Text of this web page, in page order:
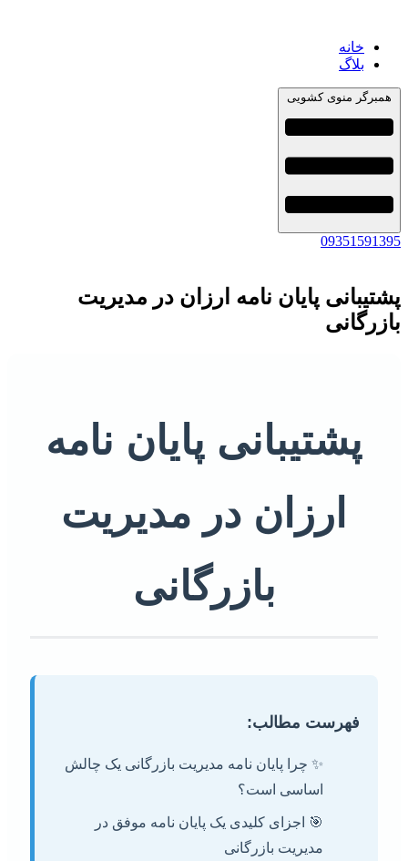
خانه
بلاگ
همبرگر منوی کشویی
09351591395
پشتیبانی پایان نامه ارزان در مدیریت
بازرگانی
پشتیبانی پایان نامه
ارزان در مدیریت
بازرگانی
فهرست مطالب:
✨ چرا پایان نامه مدیریت بازرگانی یک چالش
اساسی است؟
🎯 اجزای کلیدی یک پایان نامه موفق در
مدیریت بازرگانی